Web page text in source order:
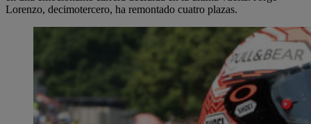
Lorenzo, decimotercero, ha remontado cuatro plazas.